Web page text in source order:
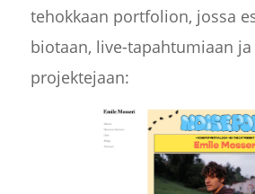
tehokkaan portfolion, jossa
biotaan, live-tapahtumiaan
projektejaan: